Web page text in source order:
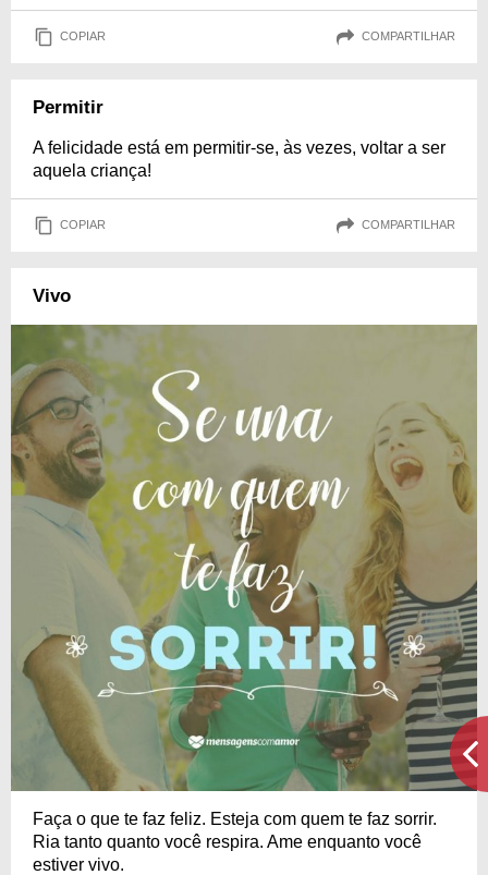
COPIAR COMPARTILHAR
Permitir
A felicidade está em permitir-se, às vezes, voltar a ser
aquela criança!
COPIAR COMPARTILHAR
Vivo
Faça o que te faz feliz. Esteja com quem te faz sorrir.
Ria tanto quanto você respira. Ame enquanto você
estiver vivo.